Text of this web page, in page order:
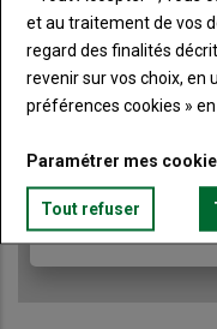
Lien
Liste
puce
Accédez à tous
numérique, sur
Ne manquez
newsletter du
et au traitement de vos
regard des finalités
revenir sur vos choix, en
préférences cookies »
Paramétrer mes
Tout refuser